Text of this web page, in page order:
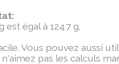
est égal à 124.7 g.
Vous pouvez aussi
pas les calculs